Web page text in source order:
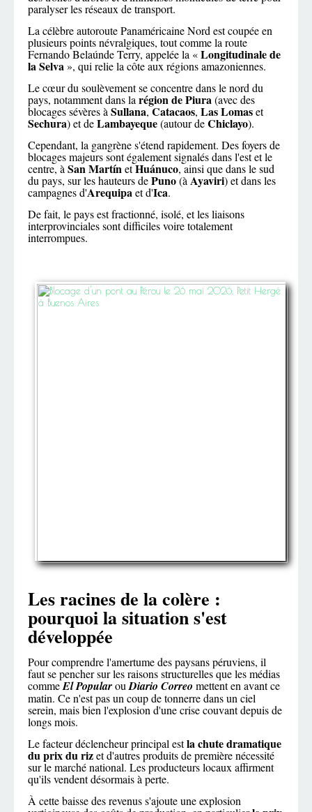
paralyser les réseaux de transport.
La célèbre autoroute Panaméricaine Nord est coupée en
plusieurs points névralgiques, tout comme la route
Fernando Belaúnde Terry, appelée la «Longitudinale de
la Selva», qui relie la côte aux régions amazoniennes.
Le cœur du soulèvement se concentre dans le nord du
pays, notamment dans larégion de Piura(avec des
blocages sévères àSullana,Catacaos, Las Lomaset
Sechura) et deLambayeque(autour deChiclayo).
Cependant, la gangrène s'étend rapidement. Des foyers de
blocages majeurs sont également signalés dans l'est et le
centre, àSan MartínetHuánuco, ainsi que dans le sud
du pays, sur les hauteurs dePuno(àAyaviri) et dans les
campagnes d'Arequipaet d'Ica.
De fait, le pays est fractionné, isolé, et les liaisons
interprovinciales sont difficiles voire totalement
interrompues.
Les racines de la colère :
pourquoi la situation s'est
développée
Pour comprendre l'amertume des paysans péruviens, il
faut se pencher sur les raisons structurelles que les médias
commeEl PopularouDiario Correo mettent en avant ce
matin. Ce n'est pas un coup de tonnerre dans un ciel
serein, mais bien l'explosion d'une crise couvant depuis de
longs mois.
Le facteur déclencheur principal estla chute dramatique
du prix du rizet d'autres produits de première nécessité
sur le marché national. Les producteurs locaux affirment
qu'ils vendent désormais à perte.
À cette baisse des revenus s'ajoute une explosion